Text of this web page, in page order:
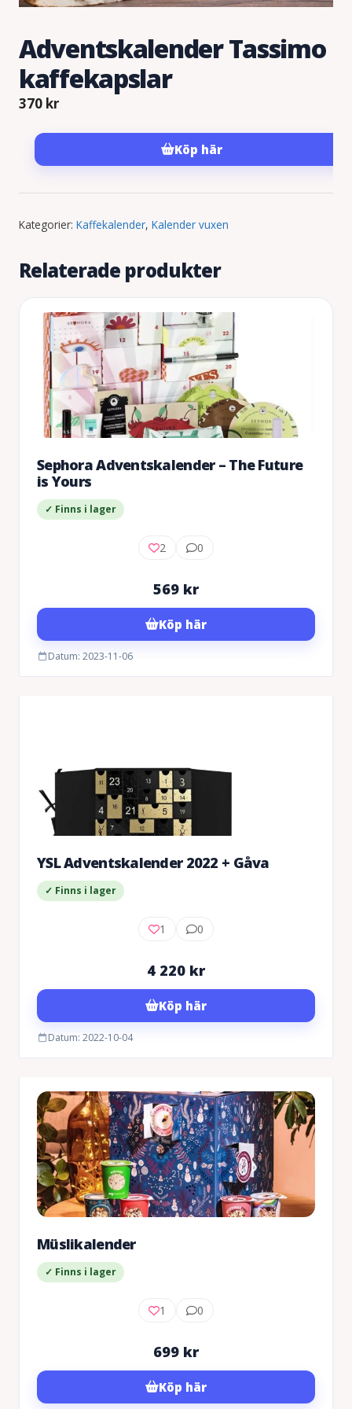
Adventskalender Tassimo
kaffekapslar
370 kr
Köp här
Kategorier: Kaffekalender, Kalender vuxen
Relaterade produkter
Sephora Adventskalender – The Future
is Yours
✓ Finns i lager
2 0
569 kr
Köp här
Datum: 2023-11-06
YSL Adventskalender 2022 + Gåva
✓ Finns i lager
1 0
4 220 kr
Köp här
Datum: 2022-10-04
Müslikalender
✓ Finns i lager
1 0
699 kr
Köp här